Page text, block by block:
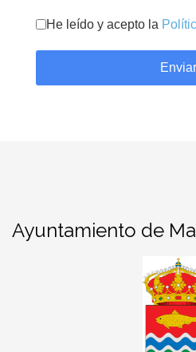
He leído y acepto la
Enviar
Ayuntamiento de